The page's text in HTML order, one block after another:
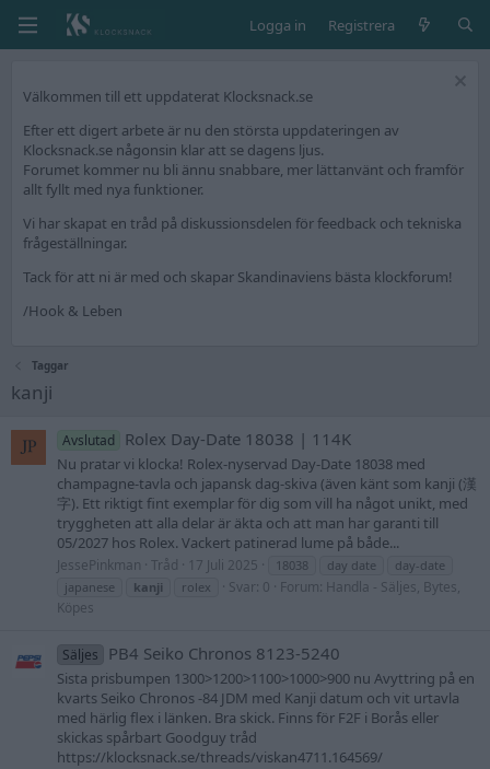
Logga in Registrera
Välkommen till ett uppdaterat Klocksnack.se
Efter ett digert arbete är nu den största uppdateringen av
Klocksnack.se någonsin klar att se dagens ljus.
Forumet kommer nu bli ännu snabbare, mer lättanvänt och framför
allt fyllt med nya funktioner.
Vi har skapat en tråd på diskussionsdelen för feedback och tekniska
frågeställningar.
Tack för att ni är med och skapar Skandinaviens bästa klockforum!
/Hook & Leben
Taggar
kanji
Avslutad Rolex Day-Date 18038 | 114K
Nu pratar vi klocka! Rolex-nyservad Day-Date 18038 med
champagne-tavla och japansk dag-skiva (även känt som kanji (漢
字). Ett riktigt fint exemplar för dig som vill ha något unikt, med
tryggheten att alla delar är äkta och att man har garanti till
05/2027 hos Rolex. Vackert patinerad lume på både...
JessePinkman Tråd 17 Juli 2025 18038 day date
day-date
japanese
kanji rolex Svar: 0 Forum: Handla - Säljes, Bytes,
Köpes
Säljes PB4 Seiko Chronos 8123-5240
Sista prisbumpen 1300>1200>1100>1000>900 nu Avyttring på en
kvarts Seiko Chronos -84 JDM med Kanji datum och vit urtavla
med härlig flex i länken. Bra skick. Finns för F2F i Borås eller
skickas spårbart Goodguy tråd
https://klocksnack.se/threads/viskan4711.164569/